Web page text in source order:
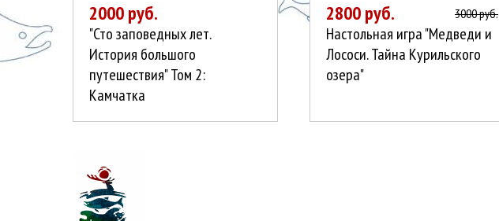
2000 руб.
"Сто заповедных лет.
История большого
путешествия" Том 2:
Камчатка
2800 руб. 3000 руб.
Настольная игра "Медведи и
Лососи. Тайна Курильского
озера"